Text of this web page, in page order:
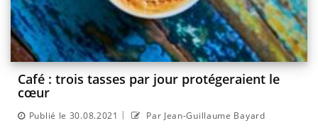
Café : trois tasses par jour protégeraient le
cœur
Publié le 30.08.2021 | Par Jean-Guillaume Bayard